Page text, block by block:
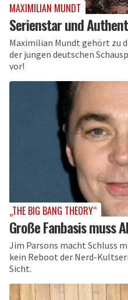
MAXIMILIAN MUNDT
Serienstar und
Maximilian Mundt gehört zu
der jungen deutschen
vor!
„THE BIG BANG THEORY“
Große Fanbasis muss
Jim Parsons macht Schluss
kein Reboot der Nerd-
Sicht.